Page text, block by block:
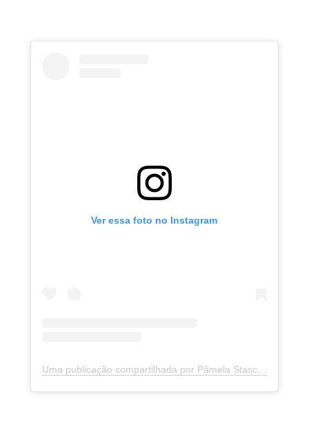
Ver essa foto no Instagram
Uma publicação compartilhada por Pâmela Stasczak Fotografias (@pamelastasczakfotografia)